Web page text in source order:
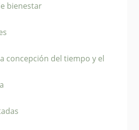
bienestar
concepción del tiempo y el